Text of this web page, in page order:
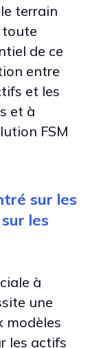
terrain
toute
de ce
entre
et les
et à
FSM
sur les
les
à
une
modèles
les actifs